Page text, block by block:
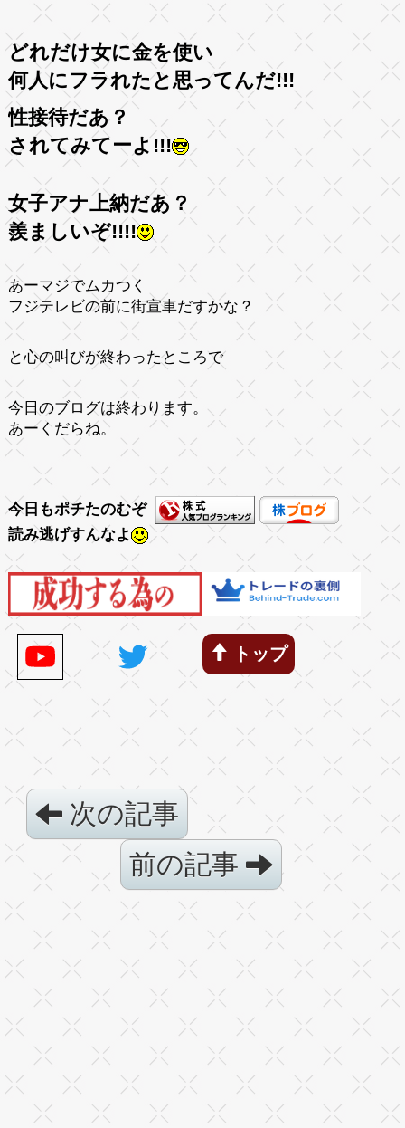
どれだけ女に金を使い
何人にフラれたと思ってんだ!!!
性接待だあ？
されてみてーよ!!!
女子アナ上納だあ？
羨ましいぞ!!!!
あーマジでムカつく
フジテレビの前に街宣車だすかな？
と心の叫びが終わったところで
今日のブログは終わります。
あーくだらね。
今日もポチたのむぞ
読み逃げすんなよ
トップ
次の記事
前の記事